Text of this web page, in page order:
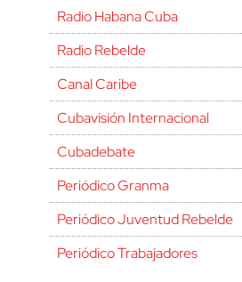
Radio Habana Cuba
Radio Rebelde
Canal Caribe
Cubavisión Internacional
Cubadebate
Periódico Granma
Periódico Juventud Rebelde
Periódico Trabajadores